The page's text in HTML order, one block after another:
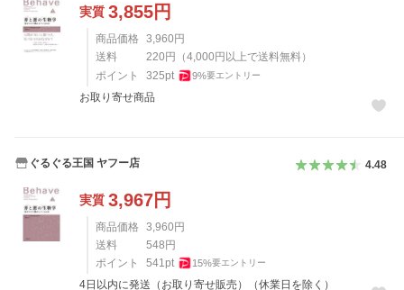
実質 3,855円
商品価格 3,960 円
送料
220 円 （4,000 円以上で送料無料）
ポイント
325pt 9%要エントリー
お取り寄せ商品
ぐるぐる王国 ヤフー店 4.48
実質 3,967円
商品価格 3,960 円
送料
548 円
ポイント
541pt 15%要エントリー
4日以内に発送（お取り寄せ販売）（休業日を除く）